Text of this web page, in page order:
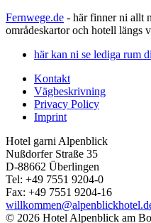
Fernwege.de - här finner ni allt
områdeskartor och hotell längs
här kan ni se lediga rum
Kontakt
Vägbeskrivning
Privacy Policy
Imprint
Hotel garni Alpenblick
Nußdorfer Straße 35
D-88662 Überlingen
Tel: +49 7551 9204-0
Fax: +49 7551 9204-16
© 2026 Hotel Alpenblick am